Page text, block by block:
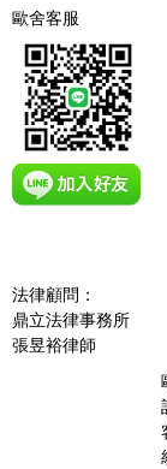
歐舍客服
法律顧問：
鼎立法律事務所
張昱裕律師